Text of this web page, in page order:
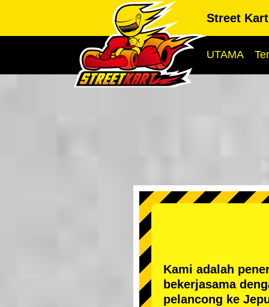
Street
UTAMA
Kami adalah
bekerjasama
pelancong ke